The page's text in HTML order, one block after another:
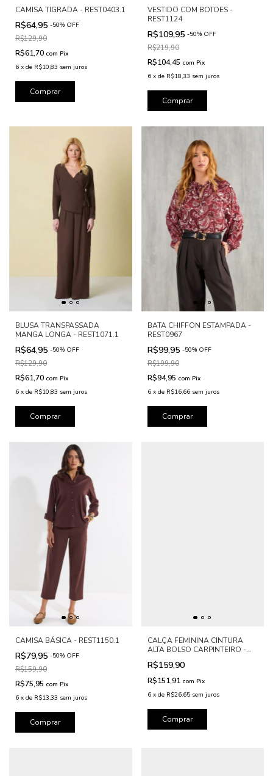
CAMISA TIGRADA - REST0403.1
R$64,95 -50% OFF
R$129,90
R$61,70 com Pix
6 x de R$10,83 sem juros
Comprar
VESTIDO COM BOTOES -
REST1124
R$109,95 -50% OFF
R$219,90
R$104,45 com Pix
6 x de R$18,33 sem juros
Comprar
BLUSA TRANSPASSADA
MANGA LONGA - REST1071.1
R$64,95 -50% OFF
R$129,90
R$61,70 com Pix
6 x de R$10,83 sem juros
Comprar
BATA CHIFFON ESTAMPADA -
REST0967
R$99,95 -50% OFF
R$199,90
R$94,95 com Pix
6 x de R$16,66 sem juros
Comprar
CAMISA BÁSICA - REST1150.1
R$79,95 -50% OFF
R$159,90
R$75,95 com Pix
6 x de R$13,33 sem juros
Comprar
CALÇA FEMININA CINTURA
ALTA BOLSO CARPINTEIRO -
REST1176
R$159,90
R$151,91 com Pix
6 x de R$26,65 sem juros
Comprar